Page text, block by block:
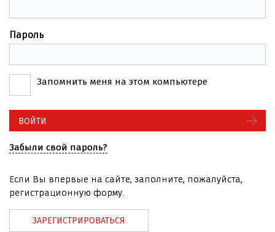
Пароль
Запомнить меня на этом компьютере
Забыли свой пароль?
Если Вы впервые на сайте, заполните, пожалуйста,
регистрационную форму.
ЗАРЕГИСТРИРОВАТЬСЯ